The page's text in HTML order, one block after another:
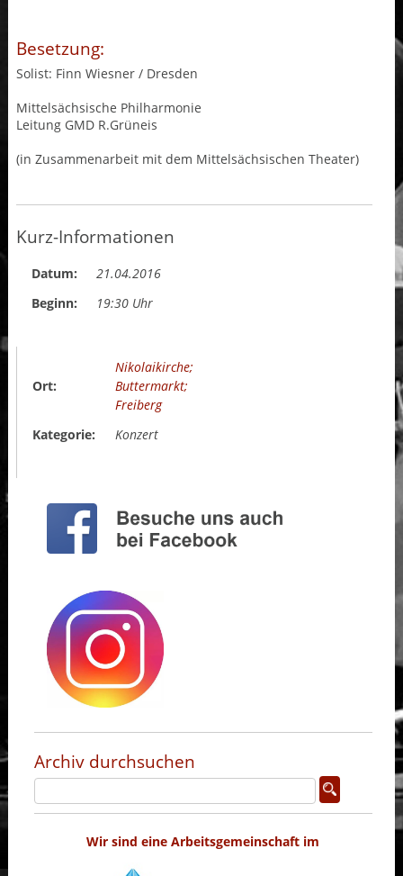
Besetzung:
Solist: Finn Wiesner / Dresden
Mittelsächsische Philharmonie
Leitung GMD R.Grüneis
(in Zusammenarbeit mit dem Mittelsächsischen Theater)
Kurz-Informationen
Datum:
21.04.2016
Beginn:
19:30 Uhr
Ort:
Nikolaikirche;
Buttermarkt;
Freiberg
Kategorie:
Konzert
Archiv durchsuchen
Wir sind eine Arbeitsgemeinschaft im